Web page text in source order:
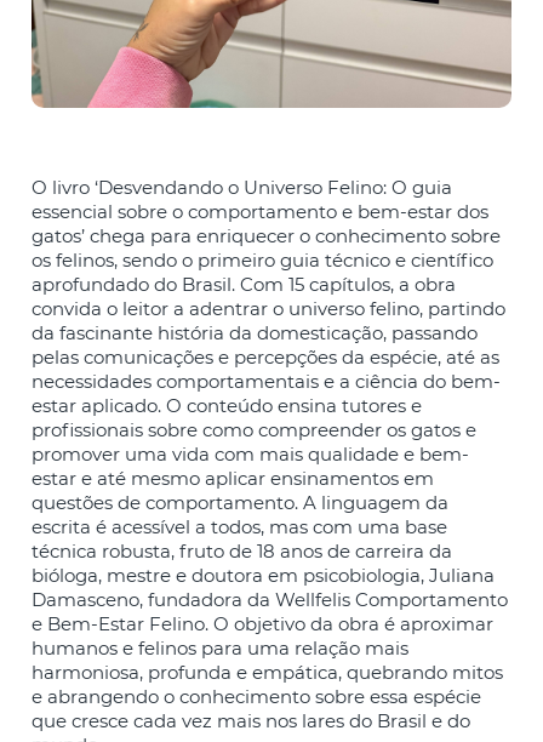
O livro ‘Desvendando o Universo Felino: O guia
essencial sobre o comportamento e bem-estar dos
gatos’ chega para enriquecer o conhecimento sobre
os felinos, sendo o primeiro guia técnico e científico
aprofundado do Brasil. Com 15 capítulos, a obra
convida o leitor a adentrar o universo felino, partindo
da fascinante história da domesticação, passando
pelas comunicações e percepções da espécie, até as
necessidades comportamentais e a ciência do bem-
estar aplicado. O conteúdo ensina tutores e
profissionais sobre como compreender os gatos e
promover uma vida com mais qualidade e bem-
estar e até mesmo aplicar ensinamentos em
questões de comportamento. A linguagem da
escrita é acessível a todos, mas com uma base
técnica robusta, fruto de 18 anos de carreira da
bióloga, mestre e doutora em psicobiologia, Juliana
Damasceno, fundadora da Wellfelis Comportamento
e Bem-Estar Felino. O objetivo da obra é aproximar
humanos e felinos para uma relação mais
harmoniosa, profunda e empática, quebrando mitos
e abrangendo o conhecimento sobre essa espécie
que cresce cada vez mais nos lares do Brasil e do